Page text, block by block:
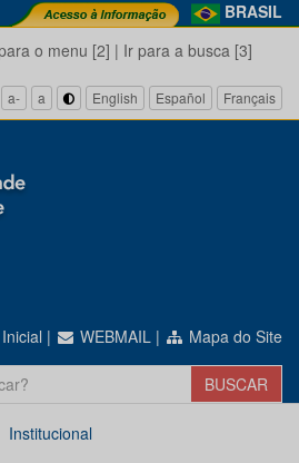
BRASIL
o menu [2] | Ir para a busca [3]
a- a English Español Français
| WEBMAIL | Mapa do Site
Institucional